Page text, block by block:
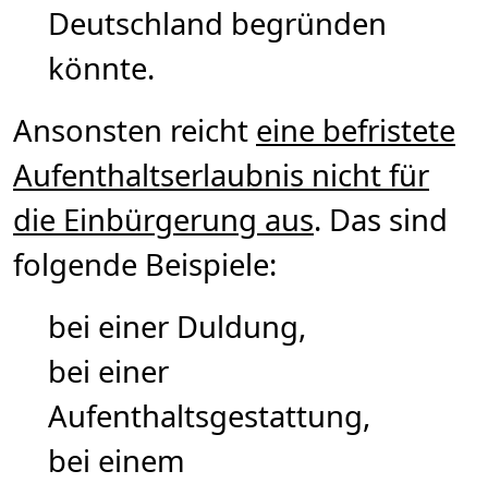
Deutschland begründen
könnte.
Ansonsten reicht eine befristete
Aufenthaltserlaubnis nicht für
die Einbürgerung aus. Das sind
folgende Beispiele:
bei einer Duldung,
bei einer
Aufenthaltsgestattung,
bei einem